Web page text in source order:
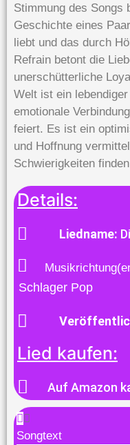
Stimmung des Songs
Geschichte eines
liebt und das durch
Refrain betont die
unerschütterliche
Welt ist ein
emotionale
feiert. Es ist ein
und Hoffnung
Schwierigkeiten
Details:
Liedname:
Schlager Pop
Lied kaufen:
Auf Amazon
Songtext